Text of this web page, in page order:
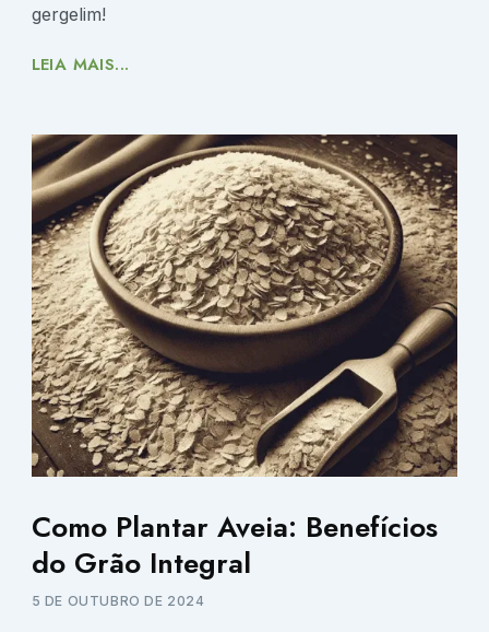
gergelim!
LEIA MAIS...
Como Plantar Aveia: Benefícios
do Grão Integral
5 DE OUTUBRO DE 2024